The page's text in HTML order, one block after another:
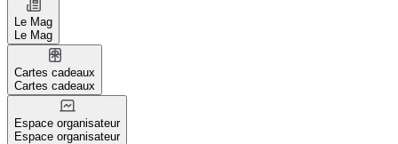
Le Mag
Le Mag
Cartes cadeaux
Cartes cadeaux
Espace organisateur
Espace organisateur